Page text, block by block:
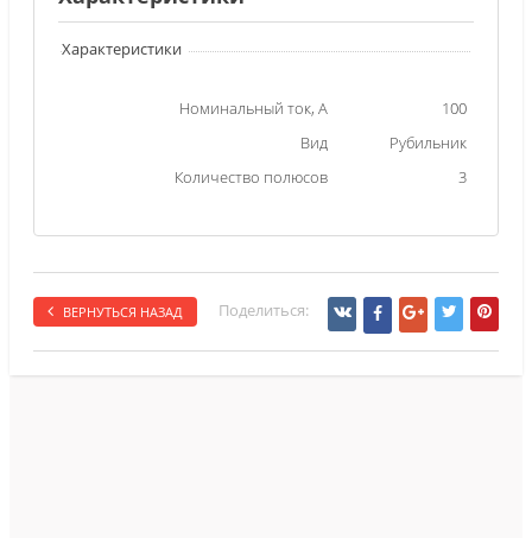
Характеристики
Номинальный ток, А
100
Вид
Рубильник
Количество полюсов
3
ВЕРНУТЬСЯ НАЗАД Поделиться: